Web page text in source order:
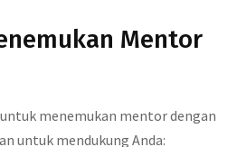
Mentor
menemukan mentor dengan
untuk mendukung Anda: